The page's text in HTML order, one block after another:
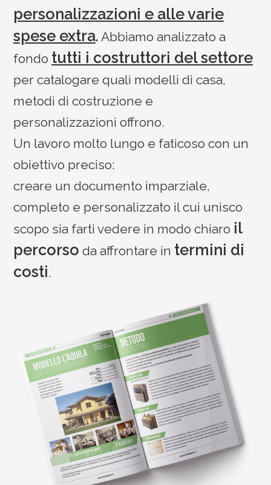
personalizzazioni e alle varie
spese extra. Abbiamo analizzato a
fondo tutti i costruttori del settore
per catalogare quali modelli di casa,
metodi di costruzione e
personalizzazioni offrono.
Un lavoro molto lungo e faticoso con un
obiettivo preciso:
creare un documento imparziale,
completo e personalizzato il cui unisco
scopo sia farti vedere in modo chiaro il
percorso da affrontare in termini di
costi.